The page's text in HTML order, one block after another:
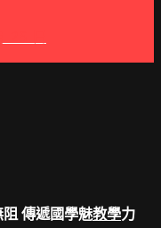
阻 傳遞國學魅教學力